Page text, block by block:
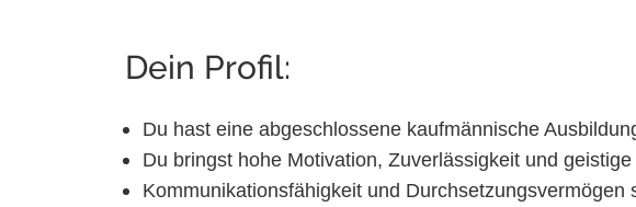
Dein Profil:
Du hast eine abgeschlossene kaufmännische
Du bringst hohe Motivation, Zuverlässigkeit und
Kommunikationsfähigkeit und Durchsetzungsvermögen